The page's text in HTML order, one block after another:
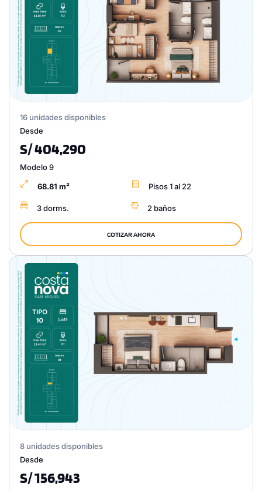
16 unidades disponibles
Desde
S/ 404,290
Modelo 9
68.81 m² Pisos 1 al 22
3 dorms. 2 baños
COTIZAR AHORA
8 unidades disponibles
Desde
S/ 156,943